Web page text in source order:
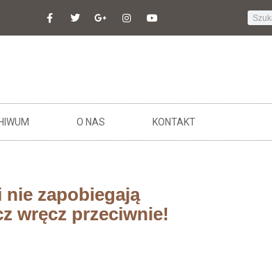
O NAS KONTAKT
nie zapobiegają
wręcz przeciwnie!